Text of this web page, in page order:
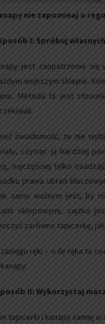
nie zapominaj o
I: Spróbuj
jest zaopatrzenie
większym sklepie.
Metoda ta jest
świadomość, że nie
czyniąc ją bardziej
najczęściej tylko
prania ubrań
samo ważnym jest, by
sklepowymi, ciężko
zarówno tapicerkę,
ręki – o ile ręka ta
II: Wykorzystaj
tapicerki i kanapy samej